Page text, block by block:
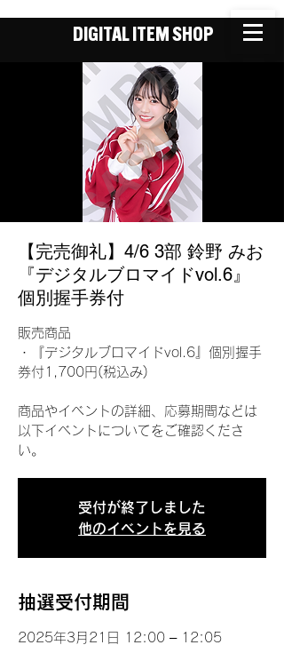
DIGITAL ITEM SHOP
【完売御礼】4/6 3部 鈴野 みお
『デジタルブロマイドvol.6』
個別握手券付
販売商品
・『デジタルブロマイドvol.6』個別握手
券付1,700円(税込み)
商品やイベントの詳細、応募期間などは
以下イベントについてをご確認くださ
い。
受付が終了しました
他のイベントを見る
抽選受付期間
2025年3月21日 12:00 – 12:05